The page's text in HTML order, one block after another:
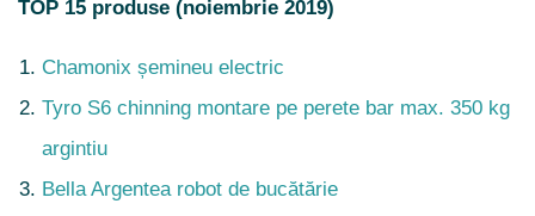
TOP 15 produse (noiembrie 2019)
Chamonix șemineu electric
Tyro S6 chinning montare pe perete bar max. 350 kg
argintiu
Bella Argentea robot de bucătărie